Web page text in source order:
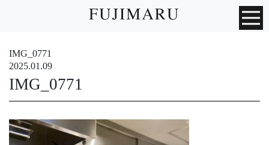
IMG_0771
2025.01.09
IMG_0771